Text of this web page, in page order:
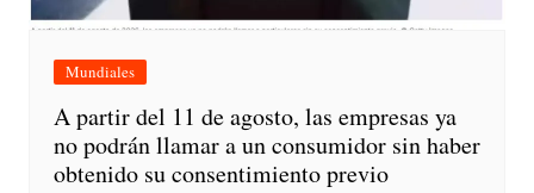
Mundiales
A partir del 11 de agosto, las empresas ya
no podrán llamar a un consumidor sin haber
obtenido su consentimiento previo